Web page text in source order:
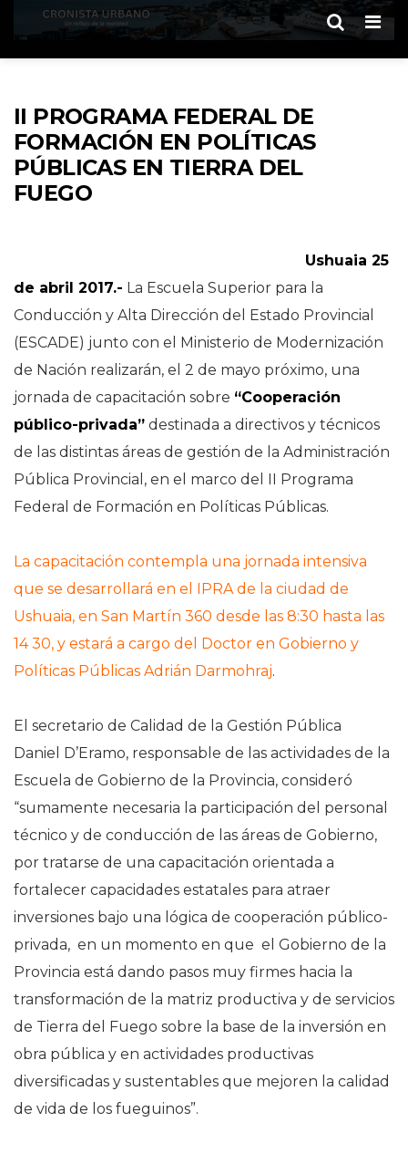
II PROGRAMA FEDERAL DE
FORMACIÓN EN POLÍTICAS
PÚBLICAS EN TIERRA DEL
FUEGO
Ushuaia 25
de abril 2017.- La Escuela Superior para la
Conducción y Alta Dirección del Estado Provincial
(ESCADE) junto con el Ministerio de Modernización
de Nación realizarán, el 2 de mayo próximo, una
jornada de capacitación sobre “Cooperación
público-privada” destinada a directivos y técnicos
de las distintas áreas de gestión de la Administración
Pública Provincial, en el marco del II Programa
Federal de Formación en Políticas Públicas.
La capacitación contempla una jornada intensiva
que se desarrollará en el IPRA de la ciudad de
Ushuaia, en San Martín 360 desde las 8:30 hasta las
14 30, y estará a cargo del Doctor en Gobierno y
Políticas Públicas Adrián Darmohraj.
El secretario de Calidad de la Gestión Pública
Daniel D’Eramo, responsable de las actividades de la
Escuela de Gobierno de la Provincia, consideró
“sumamente necesaria la participación del personal
técnico y de conducción de las áreas de Gobierno,
por tratarse de una capacitación orientada a
fortalecer capacidades estatales para atraer
inversiones bajo una lógica de cooperación público-
privada, en un momento en que el Gobierno de la
Provincia está dando pasos muy firmes hacia la
transformación de la matriz productiva y de servicios
de Tierra del Fuego sobre la base de la inversión en
obra pública y en actividades productivas
diversificadas y sustentables que mejoren la calidad
de vida de los fueguinos”.